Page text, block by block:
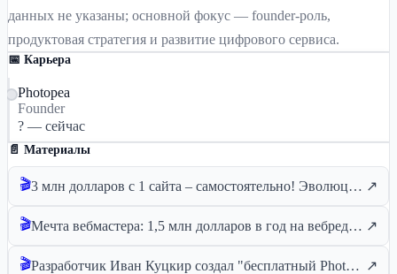
данных не указаны; основной фокус — founder-роль,
продуктовая стратегия и развитие цифрового сервиса.
📅 Карьера
Photopea
Founder
? — сейчас
📄 Материалы
🎬 3 млн долларов с 1 сайта – самостоятельно! Эволюция Photopea ↗
🎬 Мечта вебмастера: 1,5 млн долларов в год на вебредакторе. Без команды! // Куцкир, Photopea ↗
🎬 Разработчик Иван Куцкир создал "бесплатный Photoshop" и зарабатывает $1 млн в год. Все это без команды ↗